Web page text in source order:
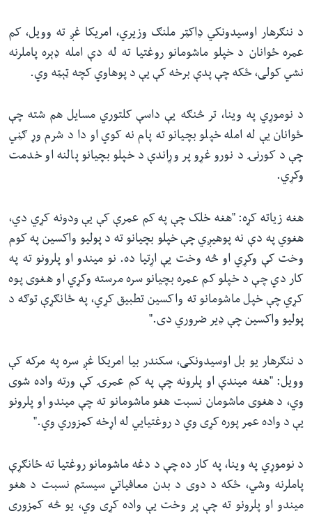
د ننګرهار اوسیدونکي ډاکټر ملنګ وزیري، امریکا غږ ته وویل، کم
عمره ځوانان د خپلو ماشومانو روغتیا ته له دې امله ډېره پاملرنه
نشي کولی، ځکه چې پدې برخه کې یې د پوهاوي کچه ټېټه وي.
د نوموړي په وینا، تر څنګه یې داسې کلتوري مسایل هم شته چې
ځوانان یې له امله خپلو بچیانو ته پام نه کوي او دا د شرم وړ ګڼي
چې د کورنۍ د نورو غړو پر وړاندې د خپلو بچیانو پالنه او خدمت
وکړي.
هغه زیاته کړه: "هغه خلک چې په کم عمرې کې یې ودونه کړي دي،
هغوي په دې نه پوهیږي چې خپلو بچیانو ته د پولیو واکسین په کوم
وخت کې وکړي او څه وخت یې اړتیا ده. نو میندو او پلرونو ته په
کار دي چې د خپلو کم عمره بچیانو سره مرسته وکړي او هغوی پوه
کړي چې خپل ماشومانو ته واکسین تطبیق کړي، په ځانګړې توګه د
پولیو واکسین چې ډیر ضروري دی."
د ننګرهار یو بل اوسیدونکی، سکندر بیا امریکا غږ سره په مرکه کې
وویل: "هغه میندې او پلرونه چې په کم عمرۍ کې ورته واده شوی
وي، د هغوی ماشومان نسبت هغو ماشومانو ته چې میندو او پلرونو
یې د واده عمر پوره کړی وي د روغتیایي له اړخه کمزوري وي."
د نوموړي په وینا، په کار ده چې د دغه ماشومانو روغتیا ته ځانګړې
پاملرنه وشي، ځکه د دوی د بدن معافیاتي سیستم نسبت د هغو
میندو او پلرونو ته چې پر وخت یې واده کړی وي، یو څه کمزوری